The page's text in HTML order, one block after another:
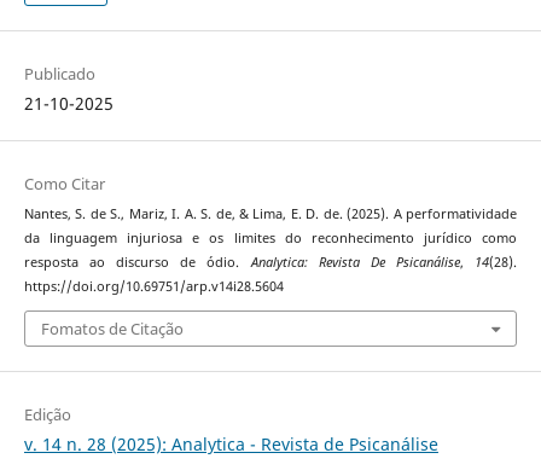
Publicado
21-10-2025
Como Citar
Nantes, S. de S., Mariz, I. A. S. de, & Lima, E. D. de. (2025). A performatividade
da linguagem injuriosa e os limites do reconhecimento jurídico como
resposta ao discurso de ódio. Analytica: Revista De Psicanálise, 14(28).
https://doi.org/10.69751/arp.v14i28.5604
Fomatos de Citação
Edição
v. 14 n. 28 (2025): Analytica - Revista de Psicanálise